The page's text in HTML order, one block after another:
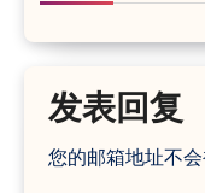
发表回复
您的邮箱地址不会